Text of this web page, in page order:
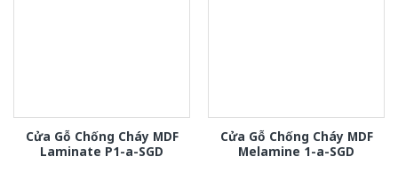
Cửa Gỗ Chống Cháy MDF
Laminate P1-a-SGD
Cửa Gỗ Chống Cháy MDF
Melamine 1-a-SGD